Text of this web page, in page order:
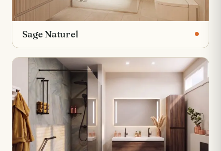
Sage Naturel